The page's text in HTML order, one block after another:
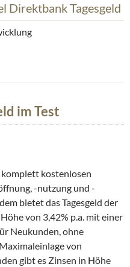
Direktbank Tagesgeld
im Test
kostenlosen
-nutzung und -
bietet das Tagesgeld der
von 3,42% p.a. mit einer
Neukunden, ohne
von
gibt es Zinsen in Höhe